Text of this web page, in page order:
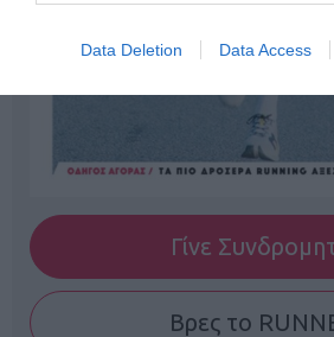
Data Deletion Data Access
Γίνε
Βρες το